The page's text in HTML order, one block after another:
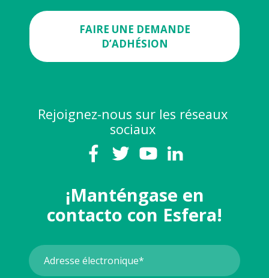
FAIRE UNE DEMANDE
D’ADHÉSION
Rejoignez-nous sur les réseaux
sociaux
¡Manténgase en
contacto con Esfera!